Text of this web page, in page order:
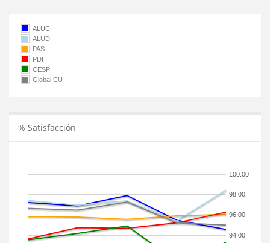
ALUC
ALUD
PAS
PDI
CESP
Global CU
% Satisfacción
94.00
96.00
98.00
100.00